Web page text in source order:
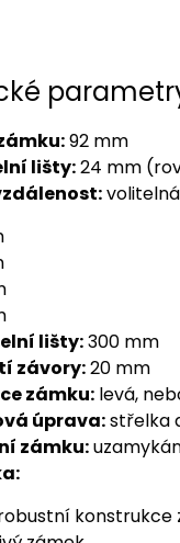
92 mm
lišty:24 mm
volitelná
lišty:300 mm
závory:20 mm
zámku:levá,
úprava:střelka
zámku:
konstrukce